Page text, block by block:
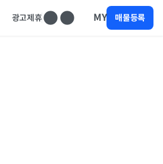
광고제휴 MY 매물등록